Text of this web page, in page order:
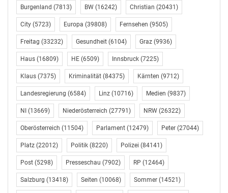
Provinz Zhejiang. Das Kabel wird die Stromverbindung
zwischen den Offshore-Strukturen in Ningbo (einer
Küstenstadt in der Provinz Zhejiang) und Zhoushan
herstellen.
„Das 500 kV XLPE Seekabel wird entscheidender Teil
der Stromverbindung in der neuen Entwicklungszone
des Zhoushan-Archipels“, sagte Li Ziwei, Vorsitzender
von Hengtong High Voltage. „Wir sind extrem stolz auf
diesen Beitrag, das ‚Made in China‘ zu einem
weltweiten Qualitätsmerkmal zu machen und zudem
auf den Erfolg unserer Teams, die eine Lösung fanden,
welche wichtige technische Probleme überwand. Diese
Lösung wird den Bau des Stromnetzes in der Region
Ningbo-Zhoushan voranbringen.“
Burgenland (7813) BW (16242) Christian (20431)
City (5723) Europa (39808) Fernsehen (9505)
Freitag (33232) Gesundheit (6104) Graz (9936)
Haus (16809) HE (6509) Innsbruck (7225)
Klaus (7375) Kriminalität (84375) Kärnten (9712)
Landesregierung (6584) Linz (10716) Medien (9837)
NI (13669) Niederösterreich (27791) NRW (26322)
Oberösterreich (11504) Parlament (12479) Peter (27044)
Platz (22012) Politik (8220) Polizei (84141)
Post (5298) Presseschau (7902) RP (12464)
Salzburg (13418) Seiten (10068) Sommer (14521)